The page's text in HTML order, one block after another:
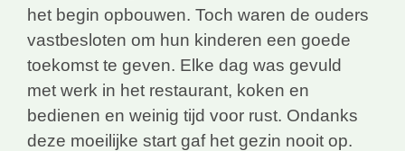
het begin opbouwen. Toch waren de ouders
vastbesloten om hun kinderen een goede
toekomst te geven. Elke dag was gevuld
met werk in het restaurant, koken en
bedienen en weinig tijd voor rust. Ondanks
deze moeilijke start gaf het gezin nooit op.